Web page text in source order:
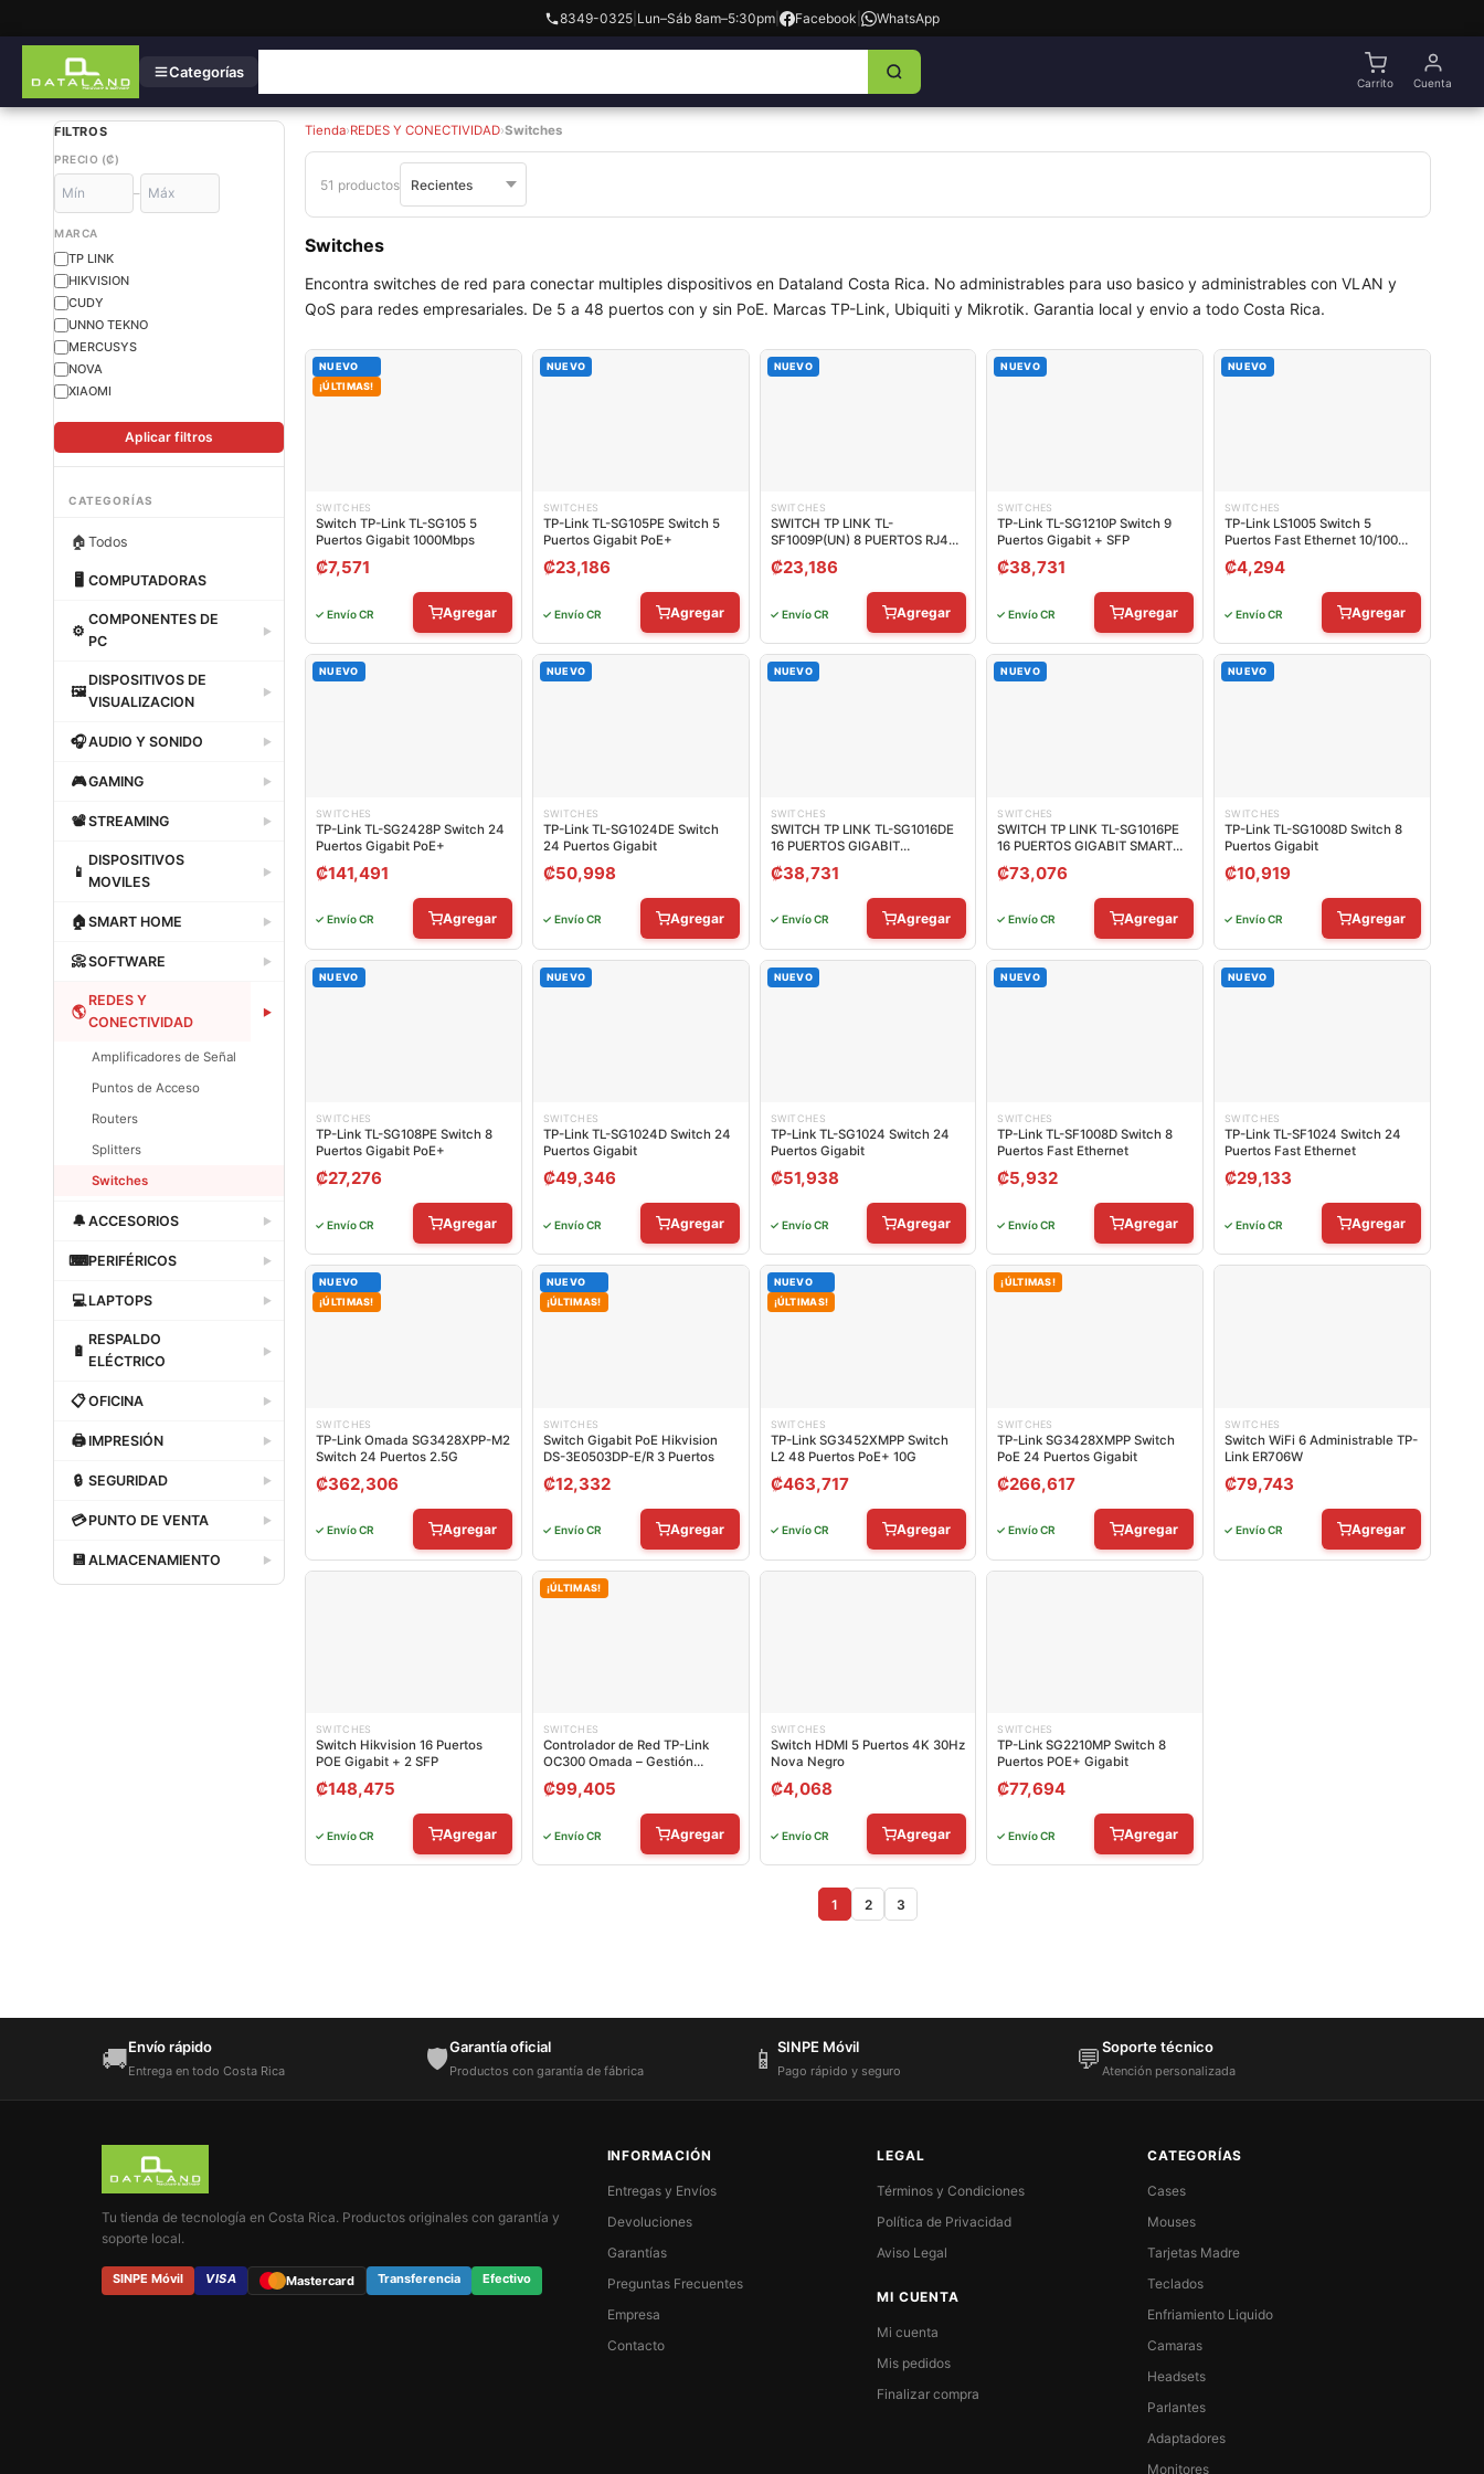
8349-0325 Lun–Sáb 8am–5:30pm Facebook WhatsApp
Categorías
Carrito Cuenta
FILTROS
PRECIO (₡)
–
MARCA
TP LINK
HIKVISION
CUDY
UNNO TEKNO
MERCUSYS
NOVA
XIAOMI
Aplicar filtros
CATEGORÍAS
🏠 Todos
🖥 COMPUTADORAS
Dataland
⚙
COMPONENTES DE
PC
▶
Dataland
🖼
DISPOSITIVOS DE
VISUALIZACION
▶
Dataland
🎧AUDIO Y SONIDO ▶
Dataland
🎮GAMING ▶
Dataland
📽STREAMING ▶
Dataland
📱
DISPOSITIVOS
MOVILES
▶
Dataland
🏠 SMART HOME ▶
Dataland
📀SOFTWARE ▶
Dataland
🌎
REDES Y
CONECTIVIDAD
▶
Amplificadores de Señal
Puntos de Acceso
Routers
Splitters
Switches
Dataland
🔔 ACCESORIOS ▶
Dataland
⌨PERIFÉRICOS ▶
Dataland
💻LAPTOPS ▶
Dataland
🔋
RESPALDO
ELÉCTRICO
▶
Dataland
📋OFICINA ▶
Dataland
🖨IMPRESIÓN ▶
Dataland
🔒 SEGURIDAD ▶
Dataland
💳PUNTO DE VENTA ▶
Dataland
💾 ALMACENAMIENTO ▶
Dataland
Tienda›REDES Y CONECTIVIDAD›Switches
51 productos
Switches
Encontra switches de red para conectar multiples dispositivos en Dataland Costa Rica. No administrables para uso basico y administrables con VLAN y
QoS para redes empresariales. De 5 a 48 puertos con y sin PoE. Marcas TP-Link, Ubiquiti y Mikrotik. Garantia local y envio a todo Costa Rica.
NUEVO
¡ÚLTIMAS!
SWITCHES
Switch TP-Link TL-SG105 5
Puertos Gigabit 1000Mbps
₡7,571
✓ Envío CR Agregar
NUEVO
SWITCHES
TP-Link TL-SG105PE Switch 5
Puertos Gigabit PoE+
₡23,186
✓ Envío CR Agregar
NUEVO
SWITCHES
SWITCH TP LINK TL-
SF1009P(UN) 8 PUERTOS RJ45
POE+ / 1 PUERTO UPLINK 10/100
MBPS NO ADMINISTRABLE
₡23,186
✓ Envío CR Agregar
NUEVO
SWITCHES
TP-Link TL-SG1210P Switch 9
Puertos Gigabit + SFP
₡38,731
✓ Envío CR Agregar
NUEVO
SWITCHES
TP-Link LS1005 Switch 5
Puertos Fast Ethernet 10/100
Mbps
₡4,294
✓ Envío CR Agregar
NUEVO
SWITCHES
TP-Link TL-SG2428P Switch 24
Puertos Gigabit PoE+
₡141,491
✓ Envío CR Agregar
NUEVO
SWITCHES
TP-Link TL-SG1024DE Switch
24 Puertos Gigabit
₡50,998
✓ Envío CR Agregar
NUEVO
SWITCHES
SWITCH TP LINK TL-SG1016DE
16 PUERTOS GIGABIT
10/100/1000 MBPS EASY SMART
MANAGED ADMINISTRABLE
₡38,731
✓ Envío CR Agregar
NUEVO
SWITCHES
SWITCH TP LINK TL-SG1016PE
16 PUERTOS GIGABIT SMART
POE 10/100/1000 MBPS
ADMINISTRABLE
₡73,076
✓ Envío CR Agregar
NUEVO
SWITCHES
TP-Link TL-SG1008D Switch 8
Puertos Gigabit
₡10,919
✓ Envío CR Agregar
NUEVO
SWITCHES
TP-Link TL-SG108PE Switch 8
Puertos Gigabit PoE+
₡27,276
✓ Envío CR Agregar
NUEVO
SWITCHES
TP-Link TL-SG1024D Switch 24
Puertos Gigabit
₡49,346
✓ Envío CR Agregar
NUEVO
SWITCHES
TP-Link TL-SG1024 Switch 24
Puertos Gigabit
₡51,938
✓ Envío CR Agregar
NUEVO
SWITCHES
TP-Link TL-SF1008D Switch 8
Puertos Fast Ethernet
₡5,932
✓ Envío CR Agregar
NUEVO
SWITCHES
TP-Link TL-SF1024 Switch 24
Puertos Fast Ethernet
₡29,133
✓ Envío CR Agregar
NUEVO
¡ÚLTIMAS!
SWITCHES
TP-Link Omada SG3428XPP-M2
Switch 24 Puertos 2.5G
₡362,306
✓ Envío CR Agregar
NUEVO
¡ÚLTIMAS!
SWITCHES
Switch Gigabit PoE Hikvision
DS-3E0503DP-E/R 3 Puertos
₡12,332
✓ Envío CR Agregar
NUEVO
¡ÚLTIMAS!
SWITCHES
TP-Link SG3452XMPP Switch
L2 48 Puertos PoE+ 10G
₡463,717
✓ Envío CR Agregar
¡ÚLTIMAS!
SWITCHES
TP-Link SG3428XMPP Switch
PoE 24 Puertos Gigabit
₡266,617
✓ Envío CR Agregar
SWITCHES
Switch WiFi 6 Administrable TP-
Link ER706W
₡79,743
✓ Envío CR Agregar
SWITCHES
Switch Hikvision 16 Puertos
POE Gigabit + 2 SFP
₡148,475
✓ Envío CR Agregar
¡ÚLTIMAS!
SWITCHES
Controlador de Red TP-Link
OC300 Omada – Gestión
Centralizada
₡99,405
✓ Envío CR Agregar
SWITCHES
Switch HDMI 5 Puertos 4K 30Hz
Nova Negro
₡4,068
✓ Envío CR Agregar
SWITCHES
TP-Link SG2210MP Switch 8
Puertos POE+ Gigabit
₡77,694
✓ Envío CR Agregar
1 2 3
🚚Envío rápido
Entrega en todo Costa Rica 🛡️Garantía oficial
Productos con garantía de fábrica 📱 SINPE Móvil
Pago rápido y seguro 💬Soporte técnico
Atención personalizada
Tu tienda de tecnología en Costa Rica. Productos originales con garantía y
soporte local.
SINPE Móvil VISA Mastercard Transferencia Efectivo
INFORMACIÓN
Entregas y Envíos
Devoluciones
Garantías
Preguntas Frecuentes
Empresa
Contacto
LEGAL
Términos y Condiciones
Política de Privacidad
Aviso Legal
MI CUENTA
Mi cuenta
Mis pedidos
Finalizar compra
CATEGORÍAS
Cases
Mouses
Tarjetas Madre
Teclados
Enfriamiento Liquido
Camaras
Headsets
Parlantes
Adaptadores
Monitores